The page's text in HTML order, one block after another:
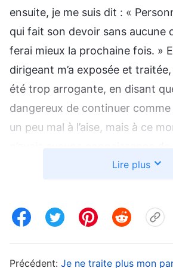
ensuite, je me suis dit : «
qui fait son devoir sans aucune
ferai mieux la prochaine fois. »
dirigeant m’a exposée et traitée,
été trop arrogante, en disant
dangereux de continuer comme
un peu mal à l’aise, mais à ce
moi et se concentrait sur la
prenions des décisions
Lire plus
Précédent: Je ne traite plus mon